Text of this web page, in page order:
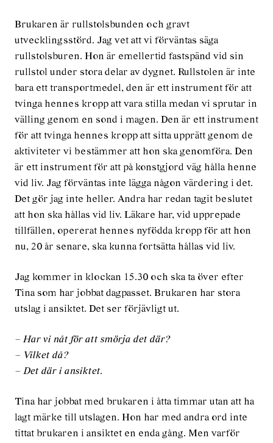
Brukaren är rullstolsbunden och gravt
utvecklingsstörd. Jag vet att vi förväntas säga
rullstolsburen. Hon är emellertid fastspänd vid sin
rullstol under stora delar av dygnet. Rullstolen är inte
bara ett transportmedel, den är ett instrument för att
tvinga hennes kropp att vara stilla medan vi sprutar in
välling genom en sond i magen. Den är ett instrument
för att tvinga hennes kropp att sitta upprätt genom de
aktiviteter vi bestämmer att hon ska genomföra. Den
är ett instrument för att på konstgjord väg hålla henne
vid liv. Jag förväntas inte lägga någon värdering i det.
Det gör jag inte heller. Andra har redan tagit beslutet
att hon ska hållas vid liv. Läkare har, vid upprepade
tillfällen, opererat hennes nyfödda kropp för att hon
nu, 20 år senare, ska kunna fortsätta hållas vid liv.
Jag kommer in klockan 15.30 och ska ta över efter
Tina som har jobbat dagpasset. Brukaren har stora
utslag i ansiktet. Det ser förjävligt ut.
– Har vi nåt för att smörja det där?
– Vilket då?
– Det där i ansiktet.
Tina har jobbat med brukaren i åtta timmar utan att ha
lagt märke till utslagen. Hon har med andra ord inte
tittat brukaren i ansiktet en enda gång. Men varför